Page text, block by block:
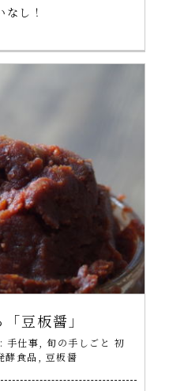
し！
豆板醤」
手仕事
旬の手しごと 初
酵食品 豆板醤